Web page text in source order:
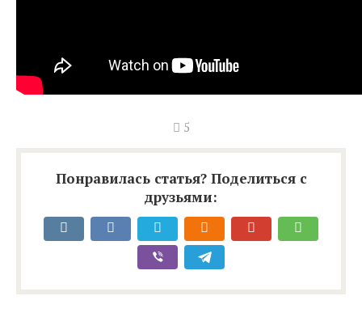
5
Понравилась статья? Поделиться с
друзьями: